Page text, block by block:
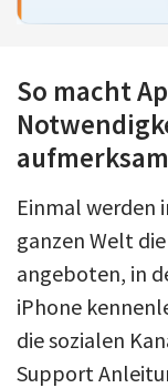
So macht
aufmerksam
Einmal werden
ganzen Welt
angeboten, in
iPhone
die sozialen
Support